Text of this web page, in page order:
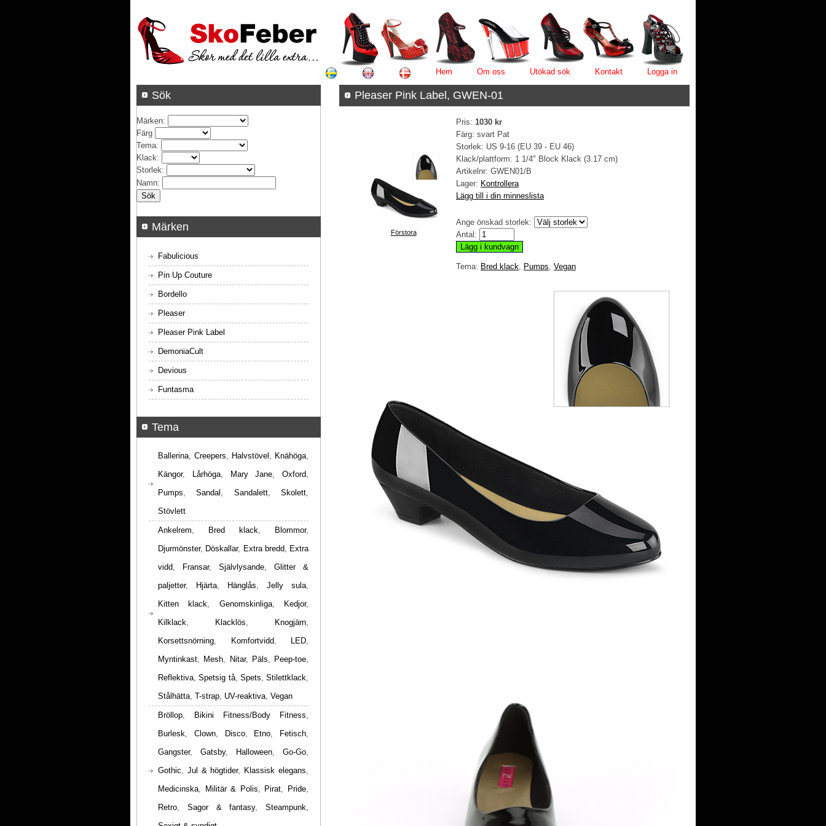
Hem Om oss Utökad sök Kontakt Logga in
Pleaser Pink Label, GWEN-01
Förstora
Pris: 1030 kr
Färg: svart Pat
Storlek: US 9-16 (EU 39 - EU 46)
Klack/plattform: 1 1/4" Block Klack (3.17 cm)
Artikelnr: GWEN01/B
Lager: Kontrollera
Lägg till i din minneslista
Ange önskad storlek:
Antal:
Tema: Bred klack, Pumps, Vegan
Sök
Märken:
Färg
Tema:
Klack:
Storlek:
Namn:
Märken
Fabulicious
Pin Up Couture
Bordello
Pleaser
Pleaser Pink Label
DemoniaCult
Devious
Funtasma
Tema
Ballerina, Creepers, Halvstövel , Knähöga,
Kängor, Lårhöga, Mary Jane, Oxford,
Pumps,Sandal , Sandalett,Skolett,
Stövlett
Ankelrem, Bred klack, Blommor,
Djurmönster, Döskallar, Extra bredd, Extra
vidd, Fransar, Självlysande, Glitter &
paljetter, Hjärta, Hänglås, Jelly sula,
Kitten klack, Genomskinliga, Kedjor,
Kilklack, Klacklös, Knogjärn,
Korsettsnörning, Komfortvidd, LED,
Myntinkast, Mesh, Nitar, Päls, Peep-toe,
Reflektiva,Spetsig tå, Spets, Stilettklack,
Stålhätta, T-strap, UV-reaktiva, Vegan
Bröllop, Bikini Fitness/Body Fitness,
Burlesk, Clown, Disco, Etno, Fetisch,
Gangster, Gatsby, Halloween, Go-Go,
Gothic, Jul & högtider, Klassisk elegans,
Medicinska, Militär & Polis, Pirat, Pride,
Retro, Sagor & fantasy, Steampunk,